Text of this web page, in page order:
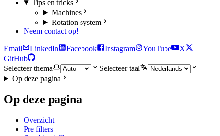
Tips en tricks
Machines
Rotation system
Neem contact op!
Email LinkedIn Facebook Instagram YouTube
X
GitHub
Selecteer thema
Selecteer taal
Op deze pagina
Op deze pagina
Overzicht
Pre filters